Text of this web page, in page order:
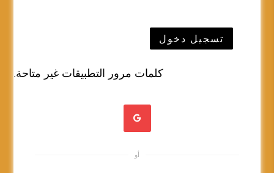
تسجيل دخول
كلمات مرور التطبيقات غير متاحة.
أو